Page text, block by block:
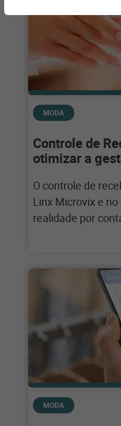
MODA
Controle de
otimizar a
O controle de
Linx Microvix e
realidade por
MODA